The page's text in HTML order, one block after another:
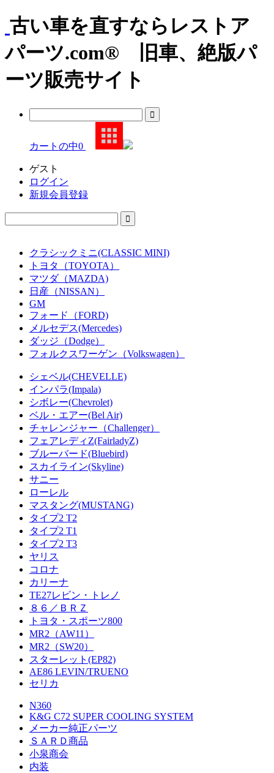
古い車を直すならレストア
パーツ.com® 旧車、絶版パ
ーツ販売サイト
カートの中0
ゲスト
ログイン
新規会員登録
クラシックミニ(CLASSIC MINI)
トヨタ（TOYOTA）
マツダ（MAZDA)
日産（NISSAN）
GM
フォード（FORD)
メルセデス(Mercedes)
ダッジ（Dodge）
フォルクスワーゲン（Volkswagen）
シェベル(CHEVELLE)
インパラ(Impala)
シボレー(Chevrolet)
ベル・エアー(Bel Air)
チャレンジャー（Challenger）
フェアレディZ(FairladyZ)
ブルーバード(Bluebird)
スカイライン(Skyline)
サニー
ローレル
マスタング(MUSTANG)
タイプ2 T2
タイプ2 T1
タイプ2 T3
ヤリス
コロナ
カリーナ
TE27レビン・トレノ
８６／ＢＲＺ
トヨタ・スポーツ800
MR2（AW11）
MR2（SW20）
スターレット(EP82)
AE86 LEVIN/TRUENO
セリカ
N360
K&G C72 SUPER COOLING SYSTEM
メーカー純正パーツ
ＳＡＲＤ商品
小泉商会
内装